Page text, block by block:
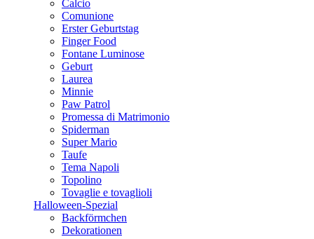
Calcio
Comunione
Erster Geburtstag
Finger Food
Fontane Luminose
Geburt
Laurea
Minnie
Paw Patrol
Promessa di Matrimonio
Spiderman
Super Mario
Taufe
Tema Napoli
Topolino
Tovaglie e tovaglioli
Halloween-Spezial
Backförmchen
Dekorationen